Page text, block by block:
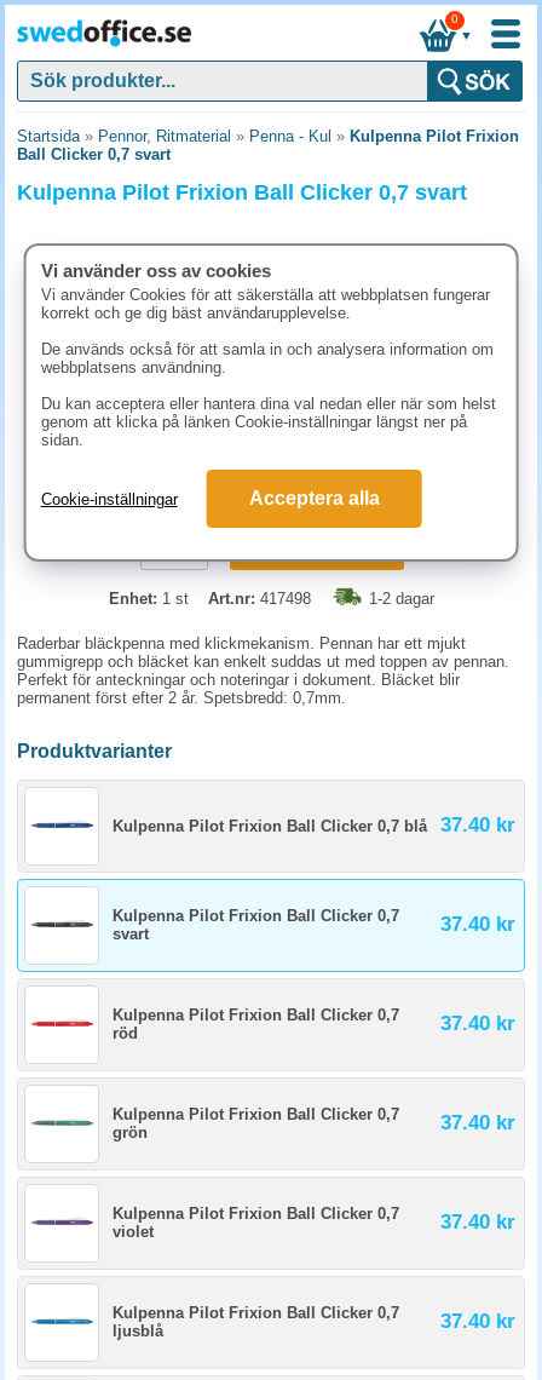
▼
0
Startsida» Pennor, Ritmaterial » Penna - Kul » Kulpenna Pilot Frixion
Ball Clicker 0,7 svart
Kulpenna Pilot Frixion Ball Clicker 0,7 svart
37.40 kr (inkl. moms)
Enhet: 1 st Art.nr: 417498 1-2 dagar
Raderbar bläckpenna med klickmekanism. Pennan har ett mjukt
gummigrepp och bläcket kan enkelt suddas ut med toppen av pennan.
Perfekt för anteckningar och noteringar i dokument. Bläcket blir
permanent först efter 2 år. Spetsbredd: 0,7mm.
Produktvarianter
Kulpenna Pilot Frixion Ball Clicker 0,7 blå 37.40 kr
Kulpenna Pilot Frixion Ball Clicker 0,7
svart
37.40 kr
Kulpenna Pilot Frixion Ball Clicker 0,7
röd
37.40 kr
Kulpenna Pilot Frixion Ball Clicker 0,7
grön
37.40 kr
Kulpenna Pilot Frixion Ball Clicker 0,7
violet
37.40 kr
Kulpenna Pilot Frixion Ball Clicker 0,7
ljusblå
37.40 kr
Vi använder oss av cookies
Vi använder Cookies för att säkerställa att webbplatsen fungerar
korrekt och ge dig bäst användarupplevelse.
De används också för att samla in och analysera information om
webbplatsens användning.
Du kan acceptera eller hantera dina val nedan eller när som helst
genom att klicka på länken Cookie-inställningar längst ner på
sidan.
Cookie-inställningar Acceptera alla